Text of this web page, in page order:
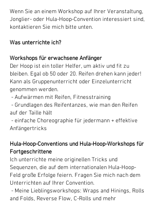
Wenn Sie an einem Workshop auf Ihrer Veranstaltung,
Jonglier- oder Hula-Hoop-Convention interessiert sind,
kontaktieren Sie mich bitte unten.
Was unterrichte ich?
Workshops für erwachsene Anfänger
Der Hoop ist ein toller Helfer, um aktiv und fit zu
bleiben. Egal ob 50 oder 20. Reifen drehen kann jeder!
Kann als Gruppenunterricht oder Einzelunterricht
genommen werden.
- Aufwärmen mit Reifen, Fitnesstraining
- Grundlagen des Reifentanzes, wie man den Reifen
auf der Taille hält
- einfache Choreographie für jedermann + effektive
Anfängertricks
Hula-Hoop-Conventions und Hula-Hoop-Workshops für
Fortgeschrittene
Ich unterrichte meine originellen Tricks und
Sequenzen, die auf dem internationalen Hula-Hoop-
Feld große Erfolge feiern. Fragen Sie mich nach dem
Unterrichten auf Ihrer Convention.
- Meine Lieblingsworkshops: Wraps and Hinings, Rolls
and Folds, Reverse Flow, C-Rolls und mehr